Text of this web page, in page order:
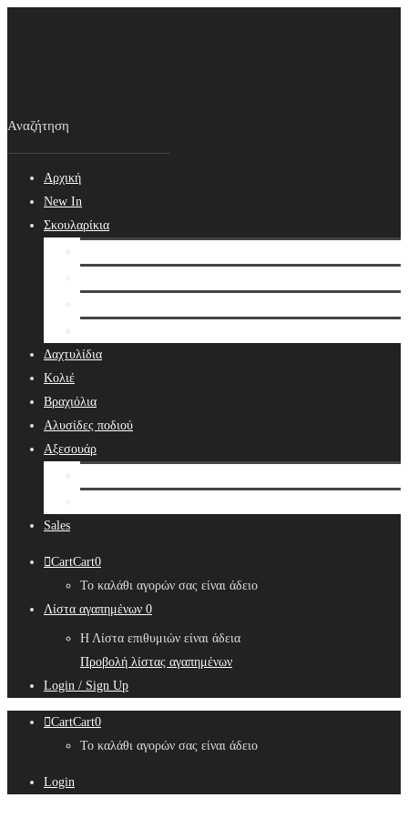
Αρχική
New In
Σκουλαρίκια
Δαχτυλίδια
Κολιέ
Βραχιόλια
Αλυσίδες ποδιού
Αξεσουάρ
Sales
CartCart0
Το καλάθι αγορών σας είναι άδειο
Λίστα αγαπημένων 0
Η Λίστα επιθυμιών είναι άδεια
Προβολή λίστας αγαπημένων
Login / Sign Up
CartCart0
Το καλάθι αγορών σας είναι άδειο
Login